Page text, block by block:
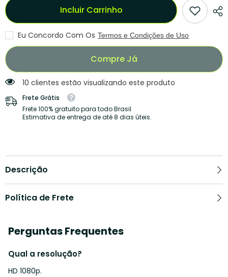
A9
Premium:
Seu
Olho
A9
Premium:
Olho
Incluir Carrinho
Eu Concordo Com Os Termos e Condições de Uso
Compre Já
10 clientes estão visualizando este produto
Frete Grátis
Frete 100% gratuito para todo Brasil
Estimativa de entrega de até 8 dias úteis.
Descrição
Política de Frete
Perguntas Frequentes
Qual a resolução?
HD 1080p.